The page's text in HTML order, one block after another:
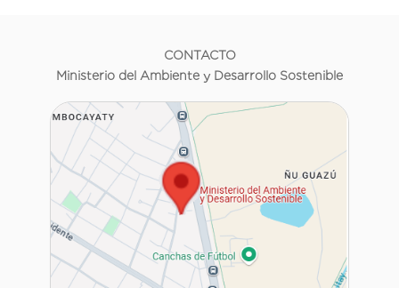
CONTACTO
Ministerio del Ambiente y Desarrollo Sostenible